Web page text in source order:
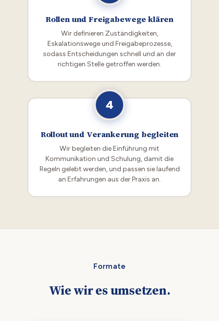
Rollen und Freigabewege klären
Wir definieren Zuständigkeiten,
Eskalationswege und Freigabeprozesse,
sodass Entscheidungen schnell und an der
richtigen Stelle getroffen werden.
4
Rollout und Verankerung begleiten
Wir begleiten die Einführung mit
Kommunikation und Schulung, damit die
Regeln gelebt werden, und passen sie laufend
an Erfahrungen aus der Praxis an.
Formate
Wie wir es umsetzen.